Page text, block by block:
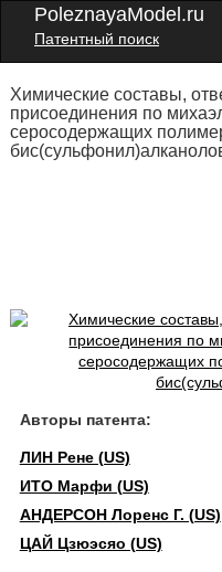
PoleznayaModel.ru
Патентный поиск
Химические составы,
присоединения по
серосодержащих
Авторы патента:
ЛИН Рене (US)
ИТО Марфи (US)
АНДЕРСОН Лоренс Г. (US)
ЦАЙ Цзюэсяо (US)